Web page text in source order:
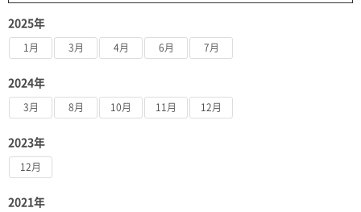
2025年
1月 3月 4月 6月 7月
2024年
3月 8月 10月 11月 12月
2023年
12月
2021年